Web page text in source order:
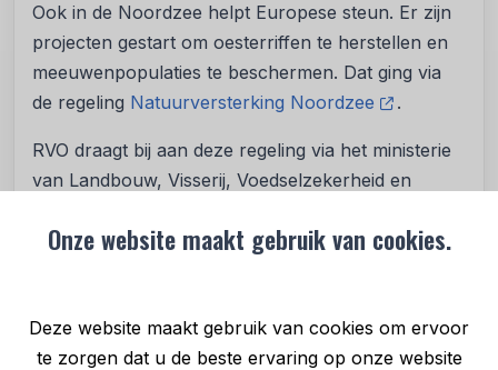
Onze website maakt gebruik van cookies.
Deze website maakt gebruik van cookies om ervoor
te zorgen dat u de beste ervaring op onze website
Ook in de Noordzee helpt Europese steun. Er zijn
projecten gestart om oesterriffen te herstellen en
meeuwenpopulaties te beschermen. Dat ging via
de regeling Natuurversterking Noordzee .
RVO draagt bij aan deze regeling via het ministerie
van Landbouw, Visserij, Voedselzekerheid en
betere leefomgeving en de Noordzee wordt
Over het Europese programma
De EU startte hetHerstel- en Veerkrachtplan
in